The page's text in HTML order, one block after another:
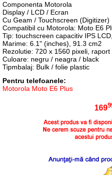
Componenta Motorola
Display / LCD / Ecran
Cu Geam / Touchscreen (Digitizer)
Compatibil cu Motorola: Moto E6
Tip: touchscreen capacitiv IPS
Marime: 6.1" (inches), 91.3 cm2
Rezolutie: 720 x 1560 pixeli,
Culoare: negru / neagra / black
Tipmbalaj: Bulk / folie plastic
Pentru telefoanele:
Motorola Moto E6 Plus
169